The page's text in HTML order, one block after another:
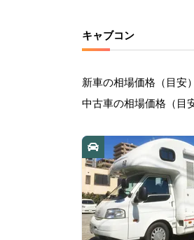
キャブコン
新車の相場価格（目安）
中古車の相場価格（目